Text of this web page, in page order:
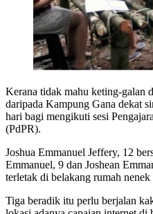
Kerana tidak mahu keting-galan
daripada Kampung Gana dekat
hari bagi mengikuti sesi
(PdPR).
Joshua Emmanuel Jeffery, 12
Emmanuel, 9 dan Joshean
terletak di belakang rumah
Tiga beradik itu perlu berjalan